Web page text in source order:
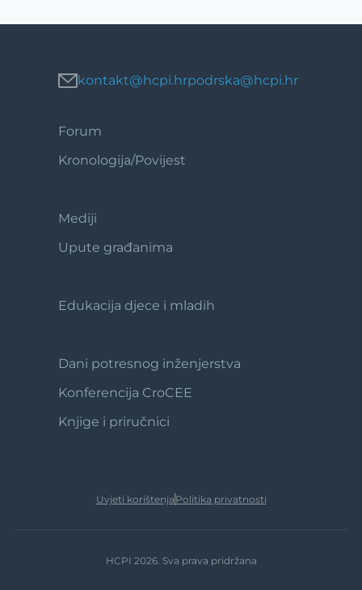
kontakt@hcpi.hrpodrska@hcpi.hr
Footer
Forum
Kronologija/Povijest
Footer
Mediji
Upute građanima
Footer
Edukacija djece i mladih
Footer
Dani potresnog inženjerstva
Konferencija CroCEE
Knjige i priručnici
Uvjeti korištenja Politika privatnosti
HCPI 2026. Sva prava pridržana